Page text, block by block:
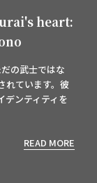
heart:
の武士ではな
れています。彼
ンティティを
READ MORE